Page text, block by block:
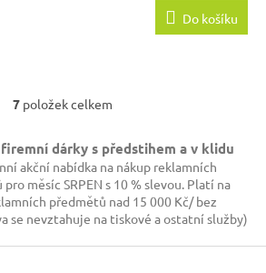
Do košíku
O
l
á
d
a
c
p
7 položek celkem
dárky s předstihem a v klidu
akční nabídka na nákup reklamních
měsíc SRPEN s 10 % slevou. Platí na
předmětů nad 15 000 Kč/ bez
se nevztahuje na tiskové a ostatní služby)